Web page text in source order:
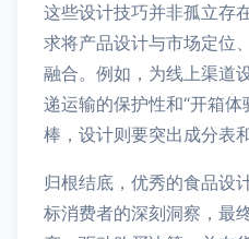
这些设计技巧并非孤立存
求将产品设计与市场定位
融合。例如，为线上渠道
递运输的保护性和“开箱
棒，设计则要突出成分表
归根结底，优秀的食品设
标消费者的深刻洞察，最